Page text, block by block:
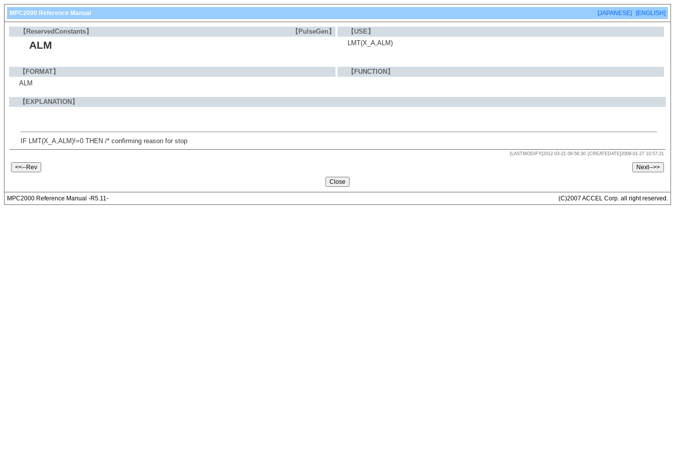
MPC2000 Reference Manual [JAPANESE] [ENGLISH]
【ReservedConstants】 【PulseGen】 【USE】
ALM LMT(X_A,ALM)
【FORMAT】
【FUNCTION】
ALM
【EXPLANATION】
IF LMT(X_A,ALM)!=0 THEN /* confirming reason for stop
[LASTMODIFY]2012-03-21 09:58:30 [CREATEDATE]2009-01-27 10:57:21
MPC2000 Reference Manual -R5.11- (C)2007 ACCEL Corp. all right reserved.